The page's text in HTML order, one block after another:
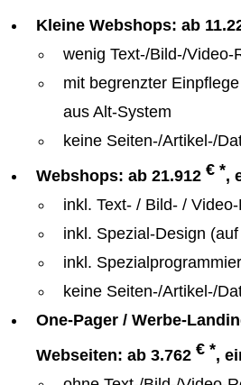
Kleine Webshops: ab
wenig Text-/Bild-/Video-
mit begrenzter
aus Alt-System
keine Seiten-/Artikel-/
Webshops: ab 21.912 € *,
inkl. Text- / Bild- /
inkl. Spezial-Design
inkl.
keine Seiten-/Artikel-/
One-Pager / Werbe-
Webseiten: ab 3.762 € *,